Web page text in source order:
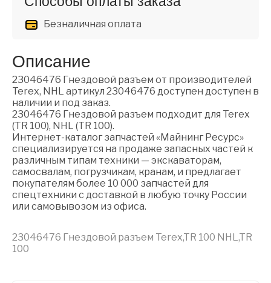
Безналичная оплата
Описание
23046476 Гнездовой разъем от производителей
Terex, NHL артикул 23046476 доступен доступен в
наличии и под заказ.
23046476 Гнездовой разъем подходит для Terex
(TR 100), NHL (TR 100).
Интернет-каталог запчастей «Майнинг Ресурс»
специализируется на продаже запасных частей к
различным типам техники — экскаваторам,
самосвалам, погрузчикам, кранам, и предлагает
покупателям более 10 000 запчастей для
спецтехники с доставкой в любую точку России
или самовывозом из офиса.
23046476 Гнездовой разъем Terex,TR 100 NHL,TR
100